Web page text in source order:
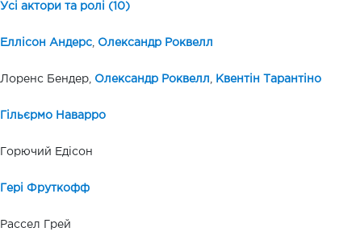
Усі актори та ролі (10)
Еллісон Андерс, Олександр Роквелл
Лоренс Бендер, Олександр Роквелл Квентін Тарантіно
Гільєрмо Наварро
Горючий Едісон
Гері Фруткофф
Рассел Грей